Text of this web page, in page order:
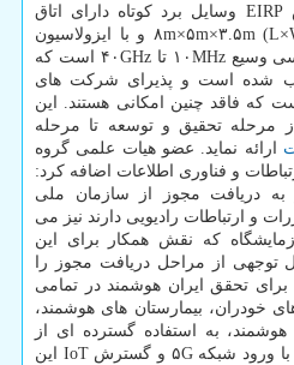
آزمایشگاه تائید نمونه سنجش EIRP وسایل برد کوتاه دارای اتاق
بدون انعکاسی به ابعاد ۸m×۵m×۳.۵m ‪(L×W×H)‬ و با ایزولاسیون
بالای ۱۰۰dB در گستره فرکانسی وسیع ۱۰MHz تا ۴۰GHz است که
مربع نصب شده است و پذیرای شرکت های
که فاقد چنین امکانی هستند. این
از مرحله تحقیق و توسعه تا مرحله
ارائه نماید. عضو هیات علمی گروه
و فناوری اطلاعات اضافه کرد:
به دریافت مجوز از سازمان ملی
و ارتباطات رادیویی دارند نیز می
که نقش همکار برای این
توجهی از مراحل دریافت مجوز را
تحقق ایران هوشمند در تمامی
خودران، بیمارستان های هوشمند،
به استفاده گسترده ای از
وسایل برد کوتاه نیاز است که با ورود شبکه ۵G و گسترش IoT این